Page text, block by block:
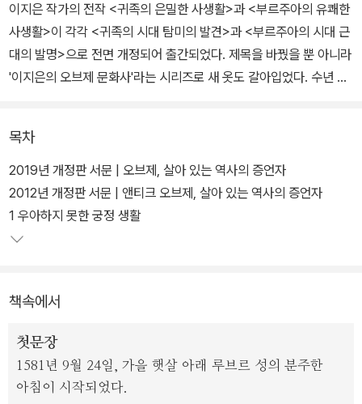
이지은 작가의 전작 <귀족의 은밀한 사생활>과 <부르주아의 유쾌한
사생활>이 각각 <귀족의 시대 탐미의 발견>과 <부르주아의 시대 근
대의 발명>으로 전면 개정되어 출간되었다. 제목을 바꿨을 뿐 아니라
'이지은의 오브제 문화사'라는 시리즈로 새 옷도 갈아입었다. 수년 전
다.
출판사의 사정으로 부득이 절판된 이후, 두 책은 중고책 시장에서 원
래의 가격보다 최대 5배까지 치솟는 기현상을 낳았다. 애서가들 사이
에서 꼭 소장해야 할 책으로 꼽히며 재출간을 요구하는 목소리가 끊
진 덕에 제대로 눈 호강", "단편적으로 흩어진 역사 지식의 빈틈을 흥
들의 입에 오르내린 화제의 책이었다.
개정판을 요구한 것은 독자들만이 아니었다. 누구보다 이 두 책에 새
목차
2019년 개정판 서문 | 오브제, 살아 있는 역사의 증언자
2012년 개정판 서문 | 앤티크 오브제, 살아 있는 역사의 증언자
1 우아하지 못한 궁정 생활
책속에서
첫문장
1581년 9월 24일, 가을 햇살 아래 루브르 성의 분주한
아침이 시작되었다.